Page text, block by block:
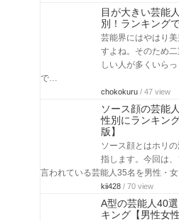
目が大きい芸能
別！ランキング
芸能界にはやはり
すよね。そのため
しい人が多くいら
で…
chokokuru / 47 view
ソース顔の芸能
性別にランキン
版】
ソース顔とはホリ
指します。今回は
言われている芸能人35名を男性・
kii428 / 70 view
A型の芸能人40
キング【男性女